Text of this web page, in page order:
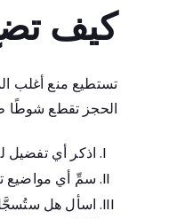
كيف
تستطيع منع أغلب
الحجز تقطع شوطًا
اذكر أي تفضيل
سمِّ أي مواضيع
اسأل هل